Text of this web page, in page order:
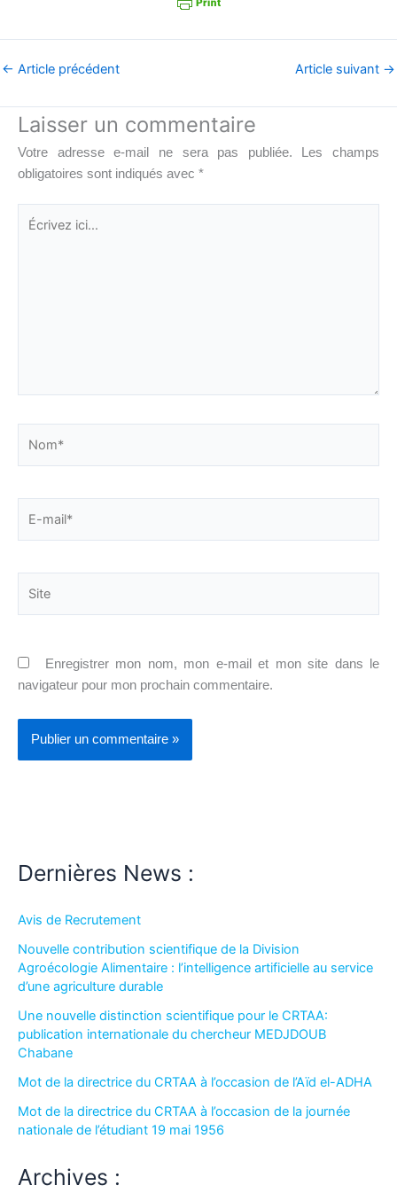
← Article précédent Article suivant →
Laisser un commentaire
Votre adresse e-mail ne sera pas publiée.
Les champs
obligatoires sont indiqués avec *
Écrivez
ici…
mail*
Enregistrer mon nom, mon e-mail et mon site dans le
navigateur pour mon prochain commentaire.
Dernières News :
Avis de Recrutement
Nouvelle contribution scientifique de la Division
Agroécologie Alimentaire : l’intelligence artificielle au service
d’une agriculture durable
Une nouvelle distinction scientifique pour le CRTAA:
publication internationale du chercheur MEDJDOUB
Chabane
Mot de la directrice du CRTAA à l’occasion de l’Aïd el-ADHA
Mot de la directrice du CRTAA à l’occasion de la journée
nationale de l’étudiant 19 mai 1956
Archives :